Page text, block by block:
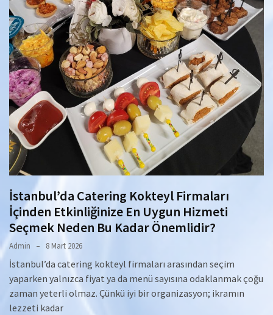
İstanbul’da Catering Kokteyl Firmaları
İçinden Etkinliğinize En Uygun Hizmeti
Seçmek Neden Bu Kadar Önemlidir?
Admin 8 Mart 2026
İstanbul’da catering kokteyl firmaları arasından seçim
yaparken yalnızca fiyat ya da menü sayısına odaklanmak çoğu
zaman yeterli olmaz. Çünkü iyi bir organizasyon; ikramın
lezzeti kadar